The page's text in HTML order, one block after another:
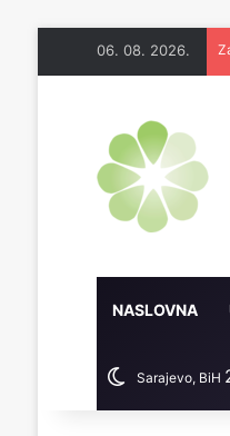
06. 08. 2026.
NASLOVNA
Sarajevo, BiH